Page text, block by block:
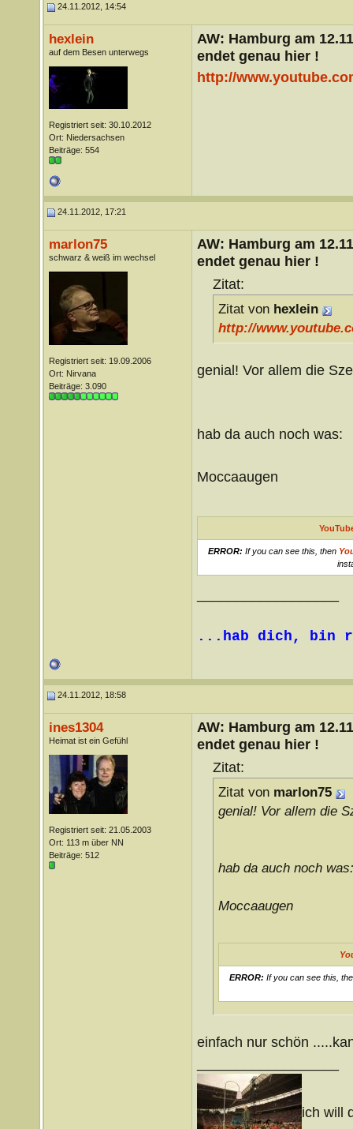
24.11.2012, 14:54
hexlein
auf dem Besen unterwegs
Registriert seit: 30.10.2012
Ort: Niedersachsen
Beiträge: 554
AW: Hamburg am
endet genau hier !
http://
24.11.2012, 17:21
marlon75
schwarz & weiß im wechsel
Registriert seit: 19.09.2006
Ort: Nirvana
Beiträge: 3.090
AW: Hamburg am
endet genau hier !
Zitat:
Zitat von hexlein
http://
genial! Vor allem die
hab da auch noch was:
Moccaaugen
ERROR: If you can see this, then
...hab dich, bin
24.11.2012, 18:58
ines1304
Heimat ist ein Gefühl
Registriert seit: 21.05.2003
Ort: 113 m über NN
Beiträge: 512
AW: Hamburg am
endet genau hier !
Zitat:
Zitat von marlon75
genial! Vor allem die
hab da auch noch was:
Moccaaugen
ERROR: If you can see this,
einfach nur schön
ich will